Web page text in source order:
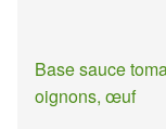
Base sauce
oignons, œuf